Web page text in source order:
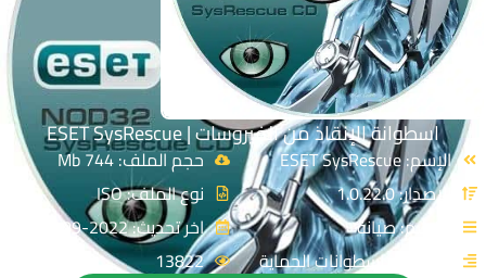
اسطوانة الإنقاذ من الفيروسات | ESET SysRescue
الإسم: ESET SysRescue
الإصدار: 1.0.22.0
القسم: صيانة
التصنيف: اسطوانات الحماية
حجم الملف: 744 Mb
نوع الملف: ISO
اخر تحديث: 2022-09-11
13822